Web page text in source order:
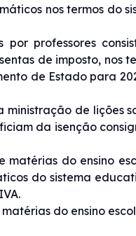
nos termos do
professores
de imposto, nos
de Estado para
de lições
da isenção
do ensino
do sistema
do ensino